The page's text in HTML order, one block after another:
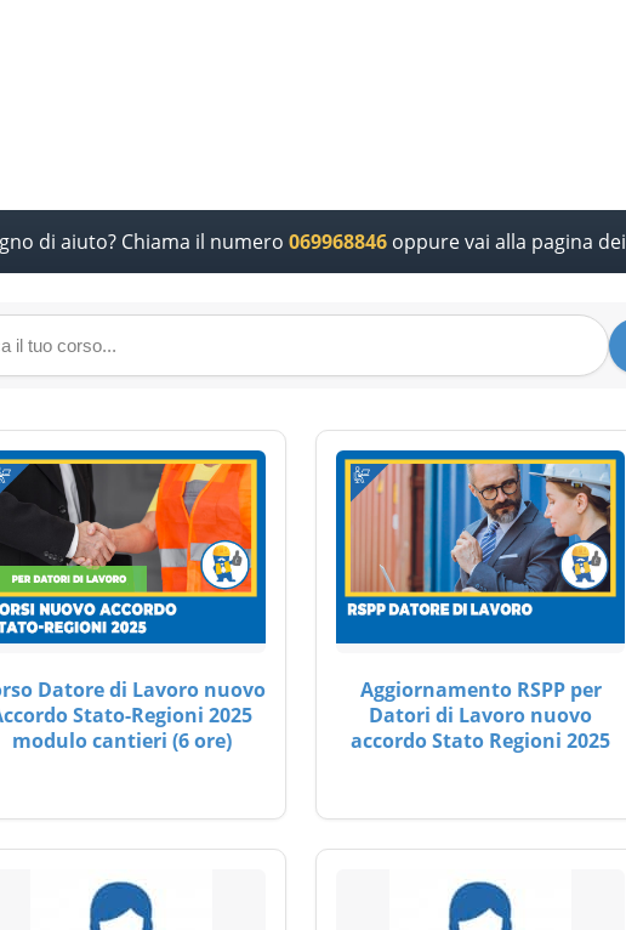
di aiuto? Chiama il numero 069968846oppure vai alla pagina dei
Datore di Lavoro nuovo
Stato-Regioni 2025
modulo cantieri (6 ore)
Aggiornamento RSPP per
Datori di Lavoro nuovo
accordo Stato Regioni 2025